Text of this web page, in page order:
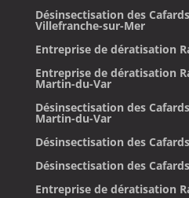
Désinsectisation des
Villefranche-sur-Mer
Entreprise de dératisation
Entreprise de dératisation
Martin-du-Var
Désinsectisation des
Martin-du-Var
Désinsectisation des
Désinsectisation des
Entreprise de dératisation